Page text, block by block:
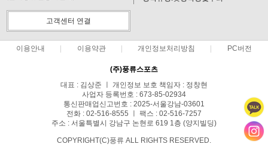
고객센터 연결
이용안내 이용약관 개인정보처리방침 PC버전
(주)풍류스포츠
대표 : 김상준 ㅣ 개인정보 보호 책임자 : 정창현
사업자 등록번호 : 673-85-02934
통신판매업신고번호 : 2025-서울강남-03601
전화 : 02-516-8555 ㅣ 팩스 : 02-516-7257
주소 : 서울특별시 강남구 논현로 619 1층 (양지빌딩)
COPYRIGHT(C)풍류 ALL RIGHTS RESERVED.